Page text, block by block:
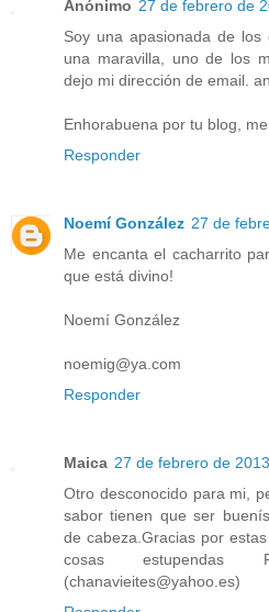
Anónimo 27 de febrero de
Soy una apasionada de
una maravilla, uno de los
dejo mi dirección de email.
Enhorabuena por tu blog,
Responder
Noemí González 27 de
Me encanta el cacharrito
que está divino!
Noemí González
noemig@ya.com
Responder
Maica 27 de febrero de
Otro desconocido para mi,
sabor tienen que ser
de cabeza.Gracias por
cosas estupendas
(chanavieites@yahoo.es)